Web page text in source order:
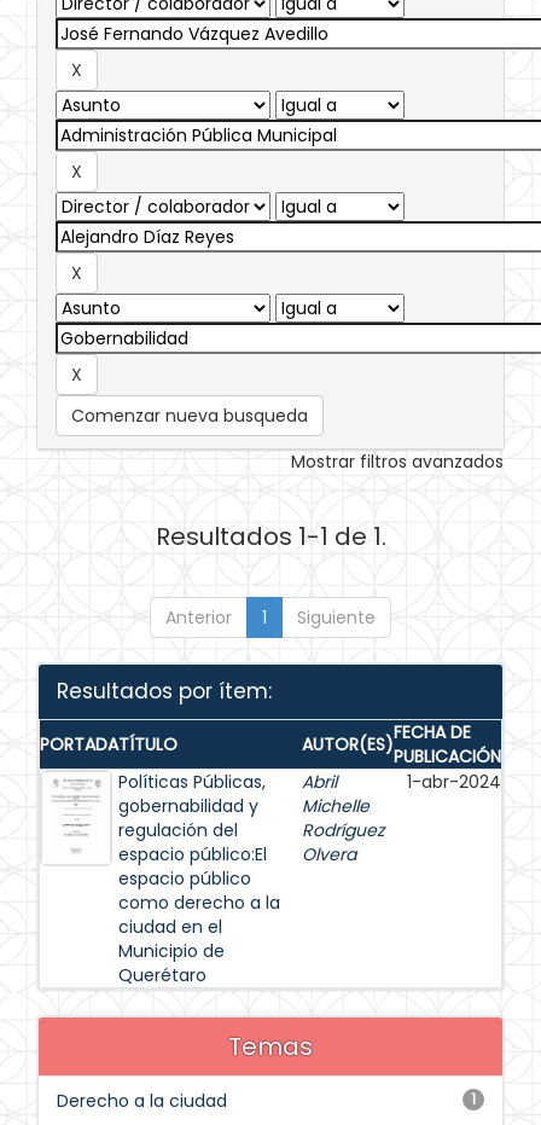
Comenzar nueva busqueda
Mostrar filtros avanzados
Resultados 1-1 de 1.
Anterior 1 Siguiente
Resultados por ítem:
PORTADATÍTULO AUTOR(ES)FECHA DE
PUBLICACIÓN
Políticas Públicas,
gobernabilidad y
regulación del
espacio público:El
espacio público
como derecho a la
ciudad en el
Municipio de
Querétaro
Abril
Michelle
Rodríguez
Olvera
1-abr-2024
Temas
1
Derecho a la ciudad